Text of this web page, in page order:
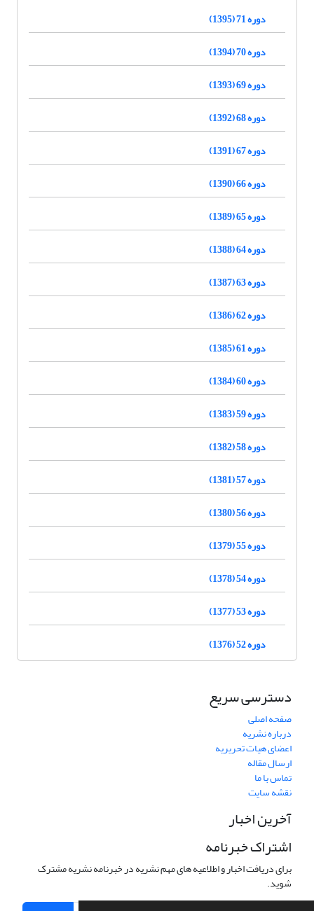
دوره 71 (1395)
دوره 70 (1394)
دوره 69 (1393)
دوره 68 (1392)
دوره 67 (1391)
دوره 66 (1390)
دوره 65 (1389)
دوره 64 (1388)
دوره 63 (1387)
دوره 62 (1386)
دوره 61 (1385)
دوره 60 (1384)
دوره 59 (1383)
دوره 58 (1382)
دوره 57 (1381)
دوره 56 (1380)
دوره 55 (1379)
دوره 54 (1378)
دوره 53 (1377)
دوره 52 (1376)
دسترسی سریع
صفحه اصلی
درباره نشریه
اعضای هیات تحریریه
ارسال مقاله
تماس با ما
نقشه سایت
آخرین اخبار
اشتراک خبرنامه
برای دریافت اخبار و اطلاعیه های مهم نشریه در خبرنامه نشریه مشترک
شوید.